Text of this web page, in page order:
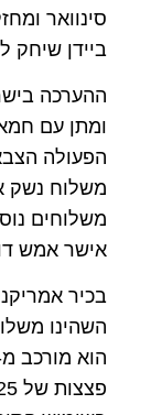
סינוואר
ביידן שיחק
ההערכה
ומתן עם
הפעולה
משלוח נשק
משלוחים
אישר אמש
בכיר
השהינו